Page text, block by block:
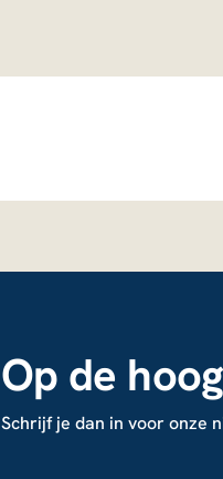
Op de
Schrijf je dan in voor onze